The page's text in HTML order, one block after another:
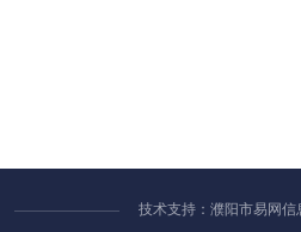
技术支持：濮阳市易网信